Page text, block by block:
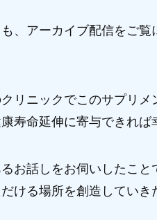
、アーカイブ配信をご
リニックでこのサプリ
寿命延伸に寄与できれば
お話しをお伺いしたこ
ける場所を創造していき